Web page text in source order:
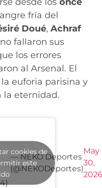
fría del
Doué, Achraf
no fallaron sus
los errores
al Arsenal. El
euforia parisina y
la eternidad.
— NEKO Deportes
(@NEKODeportes)
May
30,
2026
cookies de
este